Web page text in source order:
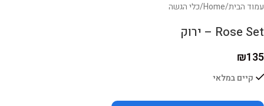
עמוד הבית/
Home
/כלי הגשה
Rose Set – ירוק
₪135
קיים במלאי